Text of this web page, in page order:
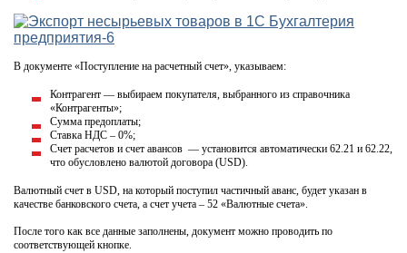
В документе «Поступление на расчетный счет», указываем:
Контрагент — выбираем покупателя, выбранного из справочника
«Контрагенты»;
Сумма предоплаты;
Ставка НДС – 0%;
Счет расчетов и счет авансов — установится автоматически 62.21 и 62.22,
что обусловлено валютой договора (USD).
Валютный счет в USD, на который поступил частичный аванс, будет указан в
качестве банковского счета, а счет учета – 52 «Валютные счета».
После того как все данные заполнены, документ можно проводить по
соответствующей кнопке.